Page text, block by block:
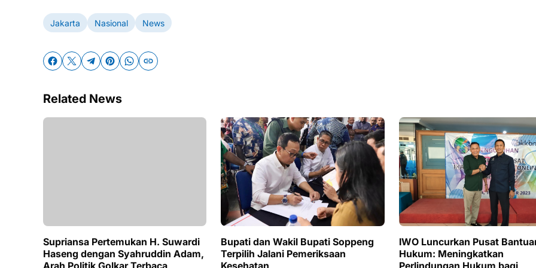
Jakarta Nasional News
Related News
Supriansa Pertemukan H. Suwardi
Haseng dengan Syahruddin Adam,
Bupati dan Wakil Bupati Soppeng
Terpilih Jalani Pemeriksaan
IWO Luncurkan Pusat
Hukum: Meningkatkan